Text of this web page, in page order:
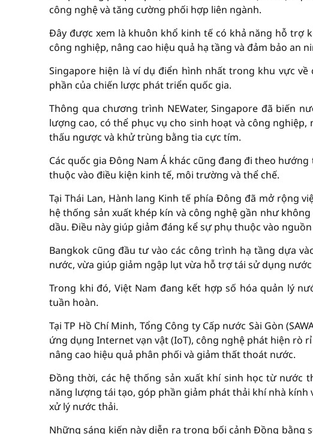
công nghệ và tăng cường phối hợp liên ngành.
Đây được xem là khuôn khổ kinh tế có khả năng hỗ trợ
công nghiệp, nâng cao hiệu quả hạ tầng và đảm bảo an
Singapore hiện là ví dụ điển hình nhất trong khu vực
phần của chiến lược phát triển quốc gia.
Thông qua chương trình NEWater, Singapore đã biến
lượng cao, có thể phục vụ cho sinh hoạt và công
thấu ngược và khử trùng bằng tia cực tím.
Các quốc gia Đông Nam Á khác cũng đang đi theo
thuộc vào điều kiện kinh tế, môi trường và thể chế.
Tại Thái Lan, Hành lang Kinh tế phía Đông đã mở rộng
hệ thống sản xuất khép kín và công nghệ gần như
dầu. Điều này giúp giảm đáng kể sự phụ thuộc vào
Bangkok cũng đầu tư vào các công trình hạ tầng dựa
nước, vừa giúp giảm ngập lụt vừa hỗ trợ tái sử dụng
Trong khi đó, Việt Nam đang kết hợp số hóa quản lý
tuần hoàn.
Tại TP Hồ Chí Minh, Tổng Công ty Cấp nước Sài Gòn
ứng dụng Internet vạn vật (IoT), công nghệ phát hiện rò
nâng cao hiệu quả phân phối và giảm thất thoát nước.
Đồng thời, các hệ thống sản xuất khí sinh học từ nước
năng lượng tái tạo, góp phần giảm phát thải khí nhà
xử lý nước thải.
Những sáng kiến này diễn ra trong bối cảnh Đồng bằng